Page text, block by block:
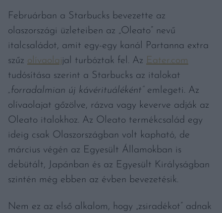
Februárban a Starbucks bevezette az
olaszországi üzleteiben az „Oleato” nevű
italcsaládot, amit egy-egy kanál Partanna extra
szűz olívaolajjal turbóztak fel. Az Eater.com
tudósítása szerint a Starbucks az italokat
„forradalmian új kávérituáléként”
emlegeti. Az
olívaolajat gőzölve, rázva vagy keverve adják az
Oleato italokhoz. Az Oleato termékcsalád egy
ideig csak Olaszországban volt kapható, de
március végén az Egyesült Államokban is
debütált, Japánban és az Egyesült Királyságban
szintén még ebben az évben bevezetésik.
Nem ez az első alkalom, hogy „zsiradékot” adnak